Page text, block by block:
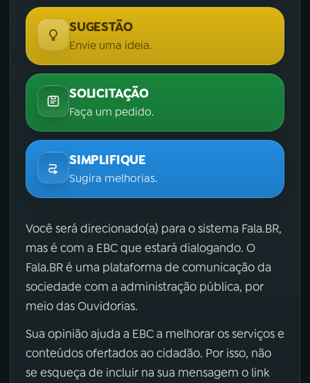
SUGESTÃO
Envie uma ideia.
SOLICITAÇÃO
Faça um pedido.
SIMPLIFIQUE
Sugira melhorias.
Você será direcionado(a) para o sistema Fala.BR,
mas é com a EBC que estará dialogando. O
Fala.BR é uma plataforma de comunicação da
sociedade com a administração pública, por
meio das Ouvidorias.
Sua opinião ajuda a EBC a melhorar os serviços e
conteúdos ofertados ao cidadão. Por isso, não
se esqueça de incluir na sua mensagem o link